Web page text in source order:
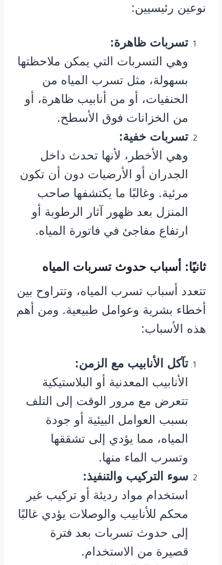
نوعين رئيسيين:
تسربات ظاهرة:
وهي التسربات التي يمكن ملاحظتها
بسهولة، مثل تسرب المياه من
الحنفيات، أو من أنابيب ظاهرة، أو
من الخزانات فوق الأسطح.
تسربات خفية:
وهي الأخطر، لأنها تحدث داخل
الجدران أو الأرضيات دون أن تكون
مرئية. وغالبًا ما يكتشفها صاحب
المنزل بعد ظهور آثار الرطوبة أو
ارتفاع مفاجئ في فاتورة المياه.
ثانيًا: أسباب حدوث تسربات المياه
تتعدد أسباب تسرب المياه، وتتراوح بين
أخطاء بشرية وعوامل طبيعية. ومن أهم
هذه الأسباب:
تآكل الأنابيب مع الزمن:
الأنابيب المعدنية أو البلاستيكية
تتعرض مع مرور الوقت إلى التلف
بسبب العوامل البيئية أو جودة
المياه، مما يؤدي إلى تشققها
وتسرب الماء منها.
سوء التركيب والتنفيذ:
استخدام مواد رديئة أو تركيب غير
محكم للأنابيب والوصلات يؤدي غالبًا
إلى حدوث تسربات بعد فترة
قصيرة من الاستخدام.